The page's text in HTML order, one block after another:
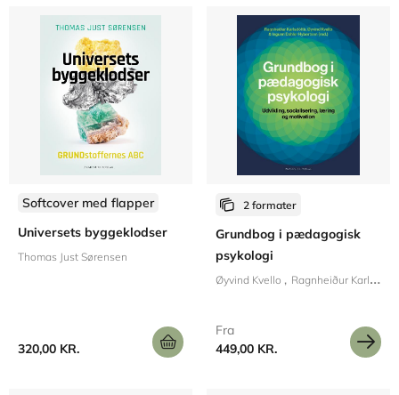
Softcover med flapper
Universets byggeklodser
Thomas Just Sørensen
320,00 KR.
2 formater
Grundbog i pædagogisk
psykologi
Øyvind Kvello Ragnheiður Karlsdóttir
Fra
449,00 KR.